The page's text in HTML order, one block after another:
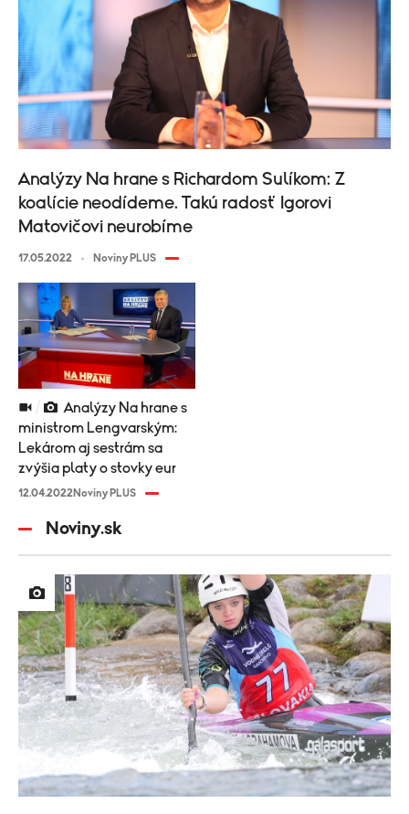
Analýzy Na hrane s Richardom Sulíkom: Z
koalície neodídeme. Takú radosť Igorovi
Matovičovi neurobíme
17.05.2022 Noviny PLUS
ministrom Lengvarským:
Lekárom aj sestrám sa
zvýšia platy o stovky eur
12.04.2022Noviny PLUS
Noviny.sk